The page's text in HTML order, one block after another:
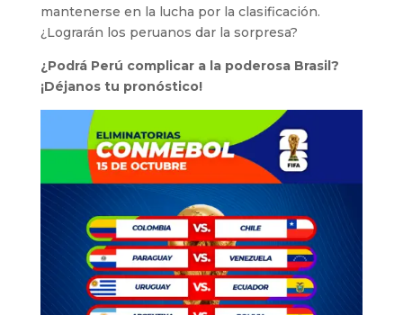
mantenerse en la lucha por la clasificación.
¿Lograrán los peruanos dar la sorpresa?
¿Podrá Perú complicar a la poderosa Brasil?
¡Déjanos tu pronóstico!